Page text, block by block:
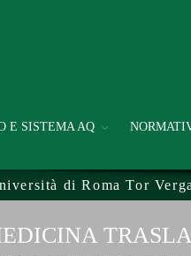
E SISTEMA AQ
di Roma Tor